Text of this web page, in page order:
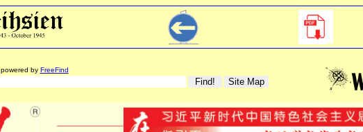
powered by FreeFind